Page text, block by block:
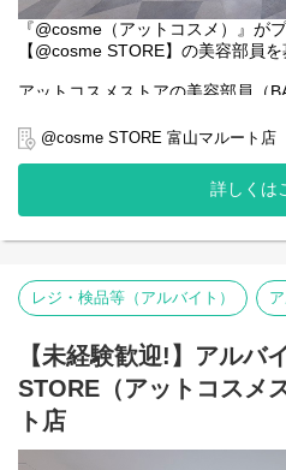
『@cosme（アットコスメ）』が
【@cosme STORE】の美容部員を
アットコスメストアの美容部員（
【具体的な業務内容】
■POP作成やコーナー作成、商品
（ランキングや季節コーナーなど
■商品発注
■納品・検品、在庫管理・補充、品
■メーカー様との商談
■社内研修、メーカー様研修の受講
■その他、店舗運営業務に携わって
@cosme STORE 富山マルート店
詳しくは
レジ・検品等（アルバイト）
【未経験歓迎!】アルバ
STORE（アットコス
ト店